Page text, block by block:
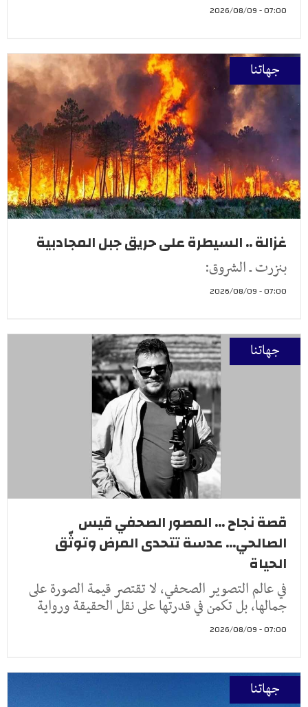
07:00 - 2026/08/09
جهاتنا
غزالة .. السيطرة على حريق جبل المجادبية
بنزرت ـ الشروق:
07:00 - 2026/08/09
جهاتنا
قصة نجاح ... المصور الصحفي قيس
الصالحي... عدسة تتحدى المرض وتوثّق
الحياة
في عالم التصوير الصحفي، لا تقتصر قيمة الصورة على
جمالها، بل تكمن في قدرتها على نقل الحقيقة ورواية
07:00 - 2026/08/09
جهاتنا